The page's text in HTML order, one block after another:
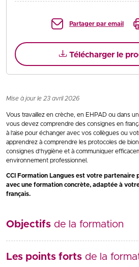
Partager par email
Télécharger le
Mise à jour le 23 avril 2026
Vous travaillez en crèche, en EHPAD ou dans
vous devez comprendre des consignes en
à l’aise pour échanger avec vos collègues ou
apprendrez à comprendre les protocoles de
consignes d’hygiène et à communiquer
environnement professionnel.
CCI Formation Langues est votre partenaire
avec une formation concrète, adaptée à
français.
Objectifs de la formation
Les points forts de la